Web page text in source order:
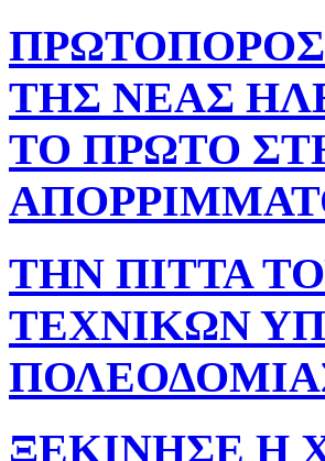
ΤΗΣ ΝΕΑΣ
ΤΟ ΠΡΩΤΟ
ΤΗΝ ΠΙΤΤΑ
ΤΕΧΝΙΚΩΝ
ΞΕΚΙΝΗΣΕ Η